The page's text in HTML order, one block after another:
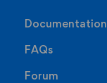
Documentation
FAQs
Forum